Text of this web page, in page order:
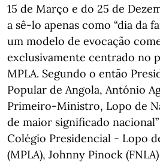
15 de Março e do 25 de
a sê-lo apenas como “dia da
um modelo de evocação
exclusivamente centrado no
MPLA. Segundo o então
Popular de Angola, António
Primeiro-Ministro, Lopo de
de maior significado
Colégio Presidencial - Lopo
(MPLA), Johnny Pinock